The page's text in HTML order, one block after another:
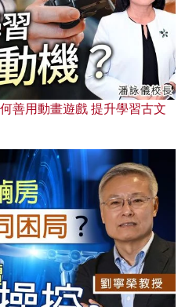
善用動畫遊戲 提升學習古文